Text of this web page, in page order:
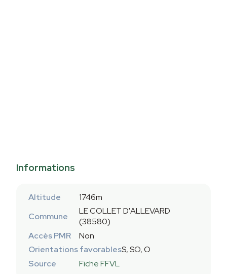
Informations
Altitude
1746m
Commune
LE COLLET D'ALLEVARD
(38580)
Accès PMR
Non
Orientations favorablesS, SO, O
Source
Fiche FFVL